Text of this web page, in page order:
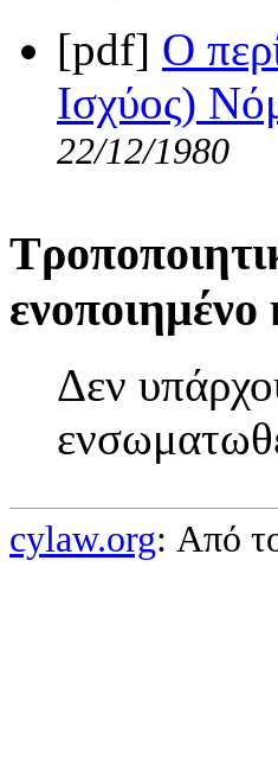
[pdf] Ο
Ισχύος)
22/12/1980
ενοποιημένο
Δεν
cylaw.org: Από